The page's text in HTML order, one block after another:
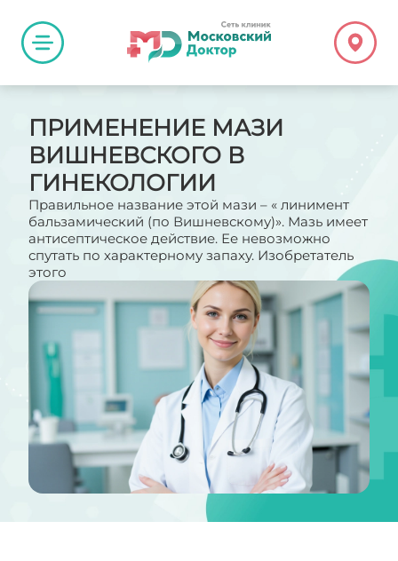
ПРИМЕНЕНИЕ МАЗИ
ВИШНЕВСКОГО В
ГИНЕКОЛОГИИ
Правильное название этой мази – « линимент
бальзамический (по Вишневскому)». Мазь имеет
антисептическое действие. Ее невозможно
спутать по характерному запаху. Изобретатель
этого